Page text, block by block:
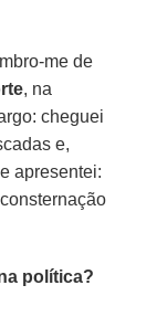
me de
, na
cheguei
e,
apresentei:
política?